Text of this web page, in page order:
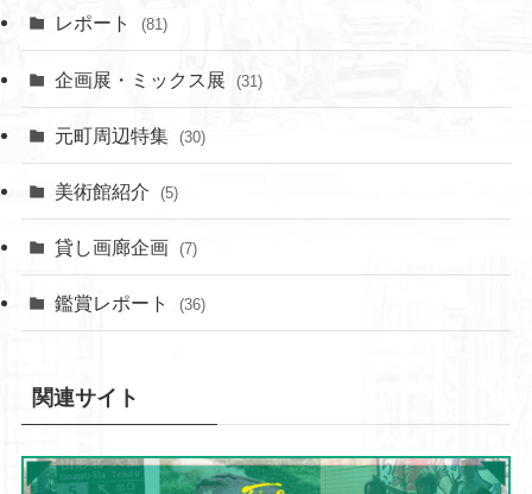
レポート (81)
企画展・ミックス展 (31)
元町周辺特集 (30)
美術館紹介 (5)
貸し画廊企画 (7)
鑑賞レポート (36)
関連サイト